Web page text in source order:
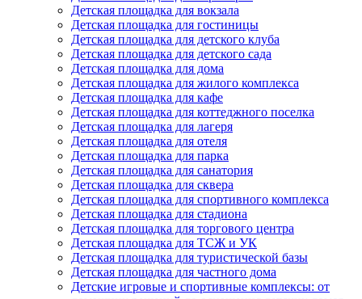
Детская площадка для вокзала
Детская площадка для гостиницы
Детская площадка для детского клуба
Детская площадка для детского сада
Детская площадка для дома
Детская площадка для жилого комплекса
Детская площадка для кафе
Детская площадка для коттеджного поселка
Детская площадка для лагеря
Детская площадка для отеля
Детская площадка для парка
Детская площадка для санатория
Детская площадка для сквера
Детская площадка для спортивного комплекса
Детская площадка для стадиона
Детская площадка для торгового центра
Детская площадка для ТСЖ и УК
Детская площадка для туристической базы
Детская площадка для частного дома
Детские игровые и спортивные комплексы: от